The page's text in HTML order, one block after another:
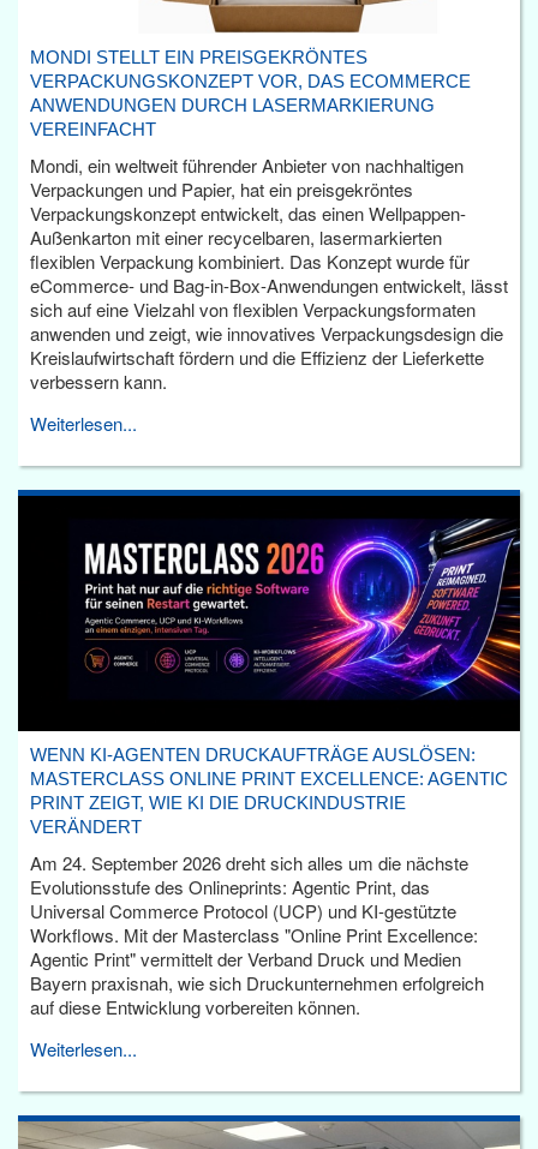
MONDI STELLT EIN PREISGEKRÖNTES
VERPACKUNGSKONZEPT VOR, DAS ECOMMERCE
ANWENDUNGEN DURCH LASERMARKIERUNG
VEREINFACHT
Mondi, ein weltweit führender Anbieter von nachhaltigen
Verpackungen und Papier, hat ein preisgekröntes
Verpackungskonzept entwickelt, das einen Wellpappen-
Außenkarton mit einer recycelbaren, lasermarkierten
flexiblen Verpackung kombiniert. Das Konzept wurde für
eCommerce- und Bag-in-Box-Anwendungen entwickelt, lässt
sich auf eine Vielzahl von flexiblen Verpackungsformaten
anwenden und zeigt, wie innovatives Verpackungsdesign die
Kreislaufwirtschaft fördern und die Effizienz der Lieferkette
verbessern kann.
Weiterlesen...
WENN KI-AGENTEN DRUCKAUFTRÄGE AUSLÖSEN:
MASTERCLASS ONLINE PRINT EXCELLENCE: AGENTIC
PRINT ZEIGT, WIE KI DIE DRUCKINDUSTRIE
VERÄNDERT
Am 24. September 2026 dreht sich alles um die nächste
Evolutionsstufe des Onlineprints: Agentic Print, das
Universal Commerce Protocol (UCP) und KI-gestützte
Workflows. Mit der Masterclass "Online Print Excellence:
Agentic Print" vermittelt der Verband Druck und Medien
Bayern praxisnah, wie sich Druckunternehmen erfolgreich
auf diese Entwicklung vorbereiten können.
Weiterlesen...